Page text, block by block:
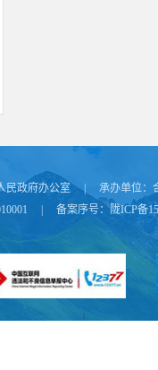
民政府办公室 承办单位：
备案序号：陇ICP备